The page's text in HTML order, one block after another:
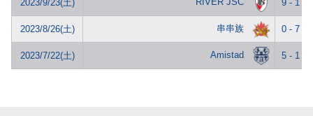
2023/9/23(土) 9 - 1
2023/8/26(土) 串串族 0 - 7
2023/7/22(土) Amistad 5 - 1